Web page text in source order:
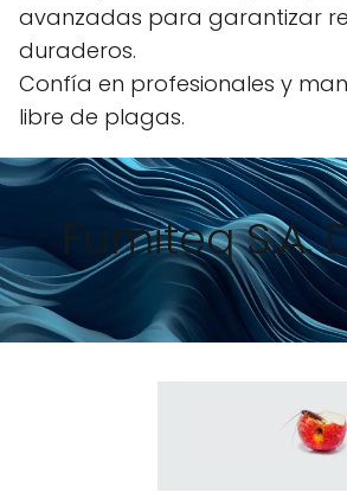
avanzadas para garantizar
duraderos.
Confía en profesionales y
libre de plagas.
Fumiteq S.A.